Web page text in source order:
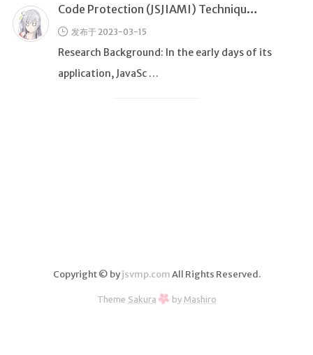
Code Protection (JSJIAMI) Techniques and WebAssembly
发布于 2023-03-15
Research Background: In the early days of its
application, JavaSc …
Copyright © byjsvmp.comAll Rights Reserved.
Theme Sakura by Mashiro
encrypted
JSVMP原理
分析